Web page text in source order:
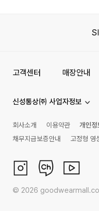
고객센터 매장안내
신성통상㈜ 사업자정보
회사소개 이용약관
개인정
채무지급보증안내
고정형 영
© 2026